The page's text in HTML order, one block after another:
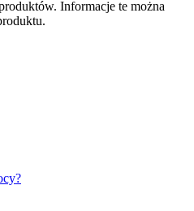
Informacje te można